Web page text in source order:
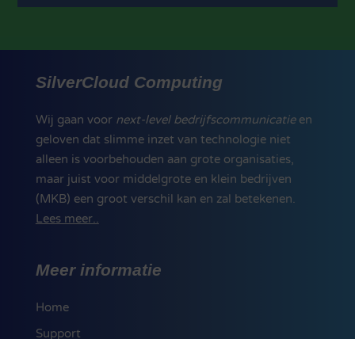
SilverCloud Computing
Wij gaan voor next-level bedrijfscommunicatie en
geloven dat slimme inzet van technologie niet
alleen is voorbehouden aan grote organisaties,
maar juist voor middelgrote en klein bedrijven
(MKB) een groot verschil kan en zal betekenen.
Lees meer..
Meer informatie
Home
Support